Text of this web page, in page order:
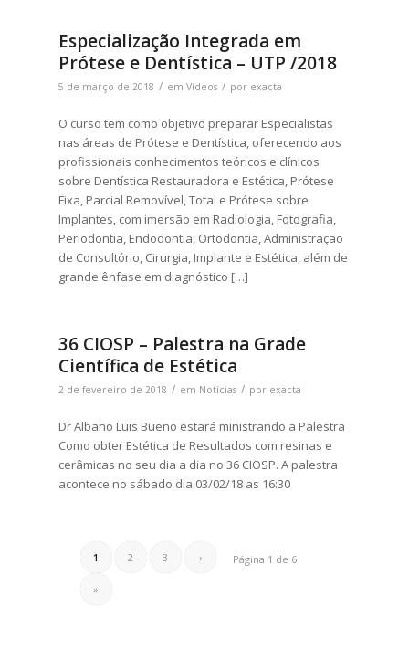
Especialização Integrada em
Prótese e Dentística – UTP /2018
5 de março de 2018 / em Vídeos / por exacta
O curso tem como objetivo preparar Especialistas
nas áreas de Prótese e Dentística, oferecendo aos
profissionais conhecimentos teóricos e clínicos
sobre Dentística Restauradora e Estética, Prótese
Fixa, Parcial Removível, Total e Prótese sobre
Implantes, com imersão em Radiologia, Fotografia,
Periodontia, Endodontia, Ortodontia, Administração
de Consultório, Cirurgia, Implante e Estética, além de
grande ênfase em diagnóstico […]
36 CIOSP – Palestra na Grade
Científica de Estética
2 de fevereiro de 2018 / em Notícias / por exacta
Dr Albano Luis Bueno estará ministrando a Palestra
Como obter Estética de Resultados com resinas e
cerâmicas no seu dia a dia no 36 CIOSP. A palestra
acontece no sábado dia 03/02/18 as 16:30
Página 1 de 6
1 2 3 ›
»